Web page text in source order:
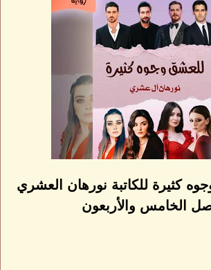
كثيرة للكاتبة نورهان العشري
الخامس والأربعون